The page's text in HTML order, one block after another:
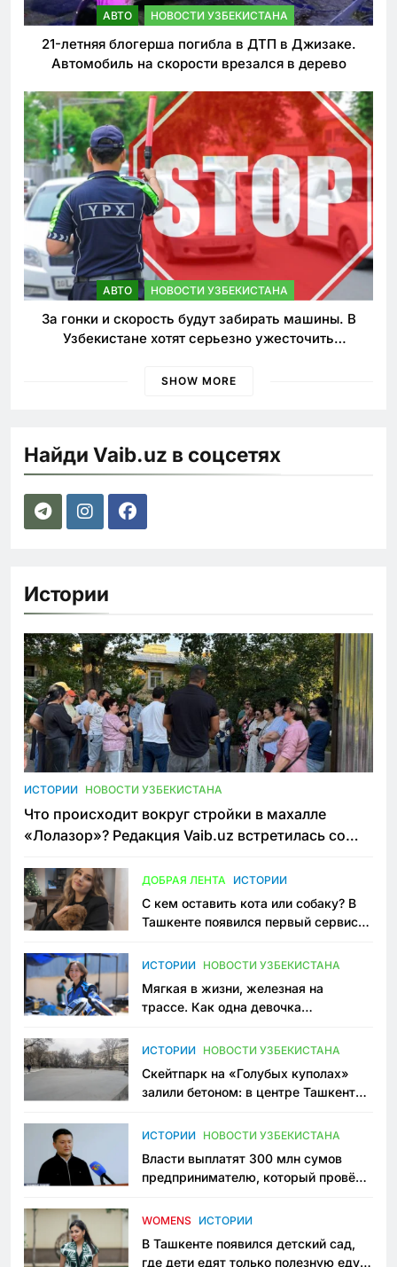
АВТО НОВОСТИ УЗБЕКИСТАНА
21-летняя блогерша погибла в ДТП в Джизаке.
Автомобиль на скорости врезался в дерево
АВТО НОВОСТИ УЗБЕКИСТАНА
За гонки и скорость будут забирать машины. В
Узбекистане хотят серьезно ужесточить
SHOW MORE
Найди Vaib.uz в соцсетях
Истории
ИСТОРИИ НОВОСТИ УЗБЕКИСТАНА
Что происходит вокруг стройки в махалле
«Лолазор»? Редакция Vaib.uz встретилась со
ДОБРАЯ ЛЕНТА ИСТОРИИ
С кем оставить кота или собаку? В
Ташкенте появился первый сервис
ИСТОРИИ НОВОСТИ УЗБЕКИСТАНА
Мягкая в жизни, железная на
трассе. Как одна девочка
Узбекистане
ИСТОРИИ НОВОСТИ УЗБЕКИСТАНА
Скейтпарк на «Голубых куполах»
залили бетоном: в центре Ташкента
пространство
ИСТОРИИ НОВОСТИ УЗБЕКИСТАНА
Власти выплатят 300 млн сумов
предпринимателю, который провёл
приговору
WOMENS ИСТОРИИ
В Ташкенте появился детский сад,
где дети едят только полезную еду.